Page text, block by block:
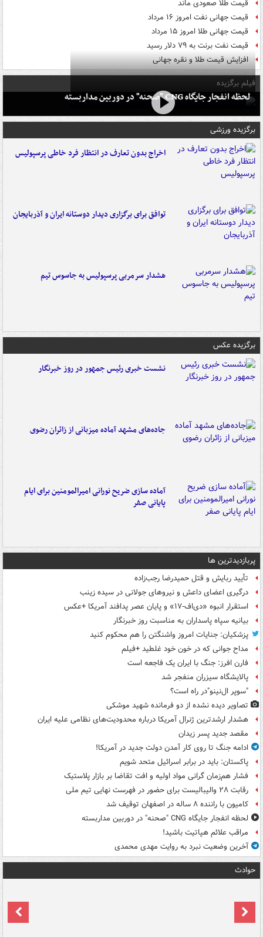
قیمت طلا صعودی ماند
قیمت جهانی نفت امروز ۱۶ مرداد
قیمت جهانی طلا امروز ۱۵ مرداد
قیمت نفت برنت به ۷۹ دلار رسید
افزایش قیمت طلا و نقره جهانی
فیلم برگزیده
لحظه انفجار جایگاه CNG "صحنه" در دوربین مداربسته
برگزیده ورزشی
اخراج بدون تعارف در انتظار فرد خاطی پرسپولیس
توافق برای برگزاری دیدار دوستانه ایران و آذربایجان
هشدار سرمربی پرسپولیس به جاسوس تیم
برگزیده عکس
نشست خبری رئیس جمهور در روز خبرنگار
جاده‌های مشهد آماده میزبانی از زائران رضوی
آماده سازی ضریح نورانی امیرالمومنین برای ایام
پایانی صفر
پربازدیدترین ها
تأیید ربایش و قتل حمیدرضا رجب‌زاده
درگیری اعضای داعش و نیروهای جولانی در سیده زینب
استقرار انبوه «دی‌اف‑۱۷» و پایان عصر پدافند آمریکا +عکس
بیانیه سپاه پاسداران به مناسبت روز خبرنگار
پزشکیان: جنایات امروز واشنگتن را هم محکوم کنید
مداح جوانی که در خون خود غلطید +فیلم
فارن افرز: جنگ با ایران یک فاجعه است
پالایشگاه سیزران منفجر شد
"سوپر ال‌نینو"در راه است؟
تصاویر دیده‌ نشده از دو فرمانده شهید موشکی
هشدار ارشدترین ژنرال آمریکا درباره محدودیت‌های نظامی علیه ایران
مقصد جدید پسر زیدان
ادامه جنگ تا روی کار آمدن دولت جدید در آمریکا!
پاکستان: باید در برابر اسرائیل متحد شویم
فشار هم‌زمان گرانی مواد اولیه و افت تقاضا بر بازار پلاستیک
رقابت ۲۸ والیبالیست برای حضور در فهرست نهایی تیم ملی
کامیون با راننده ۸ ساله در اصفهان توقیف شد
لحظه انفجار جایگاه CNG "صحنه" در دوربین مداربسته
مراقب علائم هپاتیت باشید!
آخرین وضعیت نبرد به روایت مهدی محمدی
حوادث